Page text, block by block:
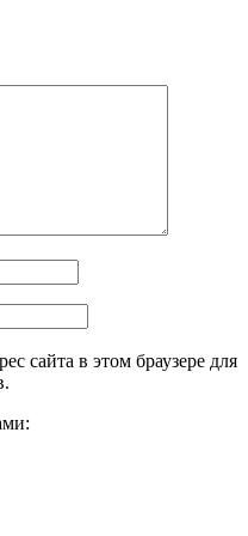
сайта в этом браузере для